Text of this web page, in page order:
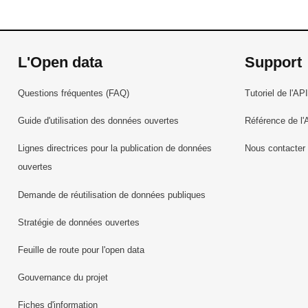
L'Open data
Questions fréquentes (FAQ)
Guide d'utilisation des données ouvertes
Lignes directrices pour la publication de données
ouvertes
Demande de réutilisation de données publiques
Stratégie de données ouvertes
Feuille de route pour l'open data
Gouvernance du projet
Fiches d'information
Support
Tutoriel de l'API
Référence de
Nous contacter